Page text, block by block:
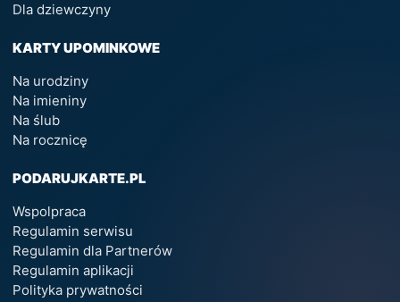
Dla dziewczyny
KARTY UPOMINKOWE
Na urodziny
Na imieniny
Na ślub
Na rocznicę
PODARUJKARTE.PL
Wspolpraca
Regulamin serwisu
Regulamin dla Partnerów
Regulamin aplikacji
Polityka prywatności